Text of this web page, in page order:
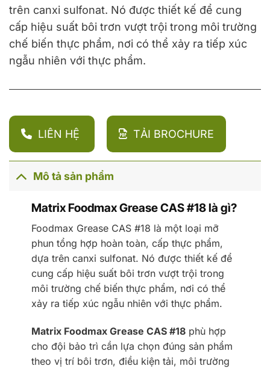
trên canxi sulfonat. Nó được thiết kế để cung
cấp hiệu suất bôi trơn vượt trội trong môi trường
chế biến thực phẩm, nơi có thể xảy ra tiếp xúc
ngẫu nhiên với thực phẩm.
LIÊN HỆ TẢI BROCHURE
Mô tả sản phẩm
Matrix Foodmax Grease CAS #18 là gì?
Foodmax Grease CAS #18 là một loại mỡ
phun tổng hợp hoàn toàn, cấp thực phẩm,
dựa trên canxi sulfonat. Nó được thiết kế để
cung cấp hiệu suất bôi trơn vượt trội trong
môi trường chế biến thực phẩm, nơi có thể
xảy ra tiếp xúc ngẫu nhiên với thực phẩm.
Matrix Foodmax Grease CAS #18phù hợp
cho đội bảo trì cần lựa chọn đúng sản phẩm
theo vị trí bôi trơn, điều kiện tải, môi trường